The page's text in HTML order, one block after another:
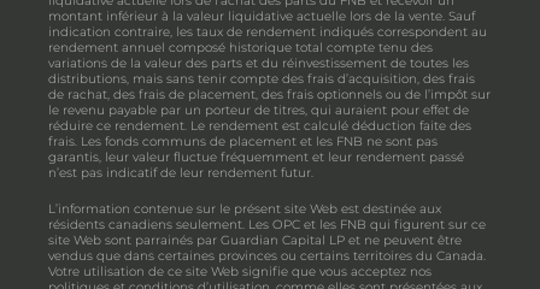
montant inférieur à la valeur liquidative actuelle lors de la vente. Sauf
indication contraire, les taux de rendement indiqués correspondent au
rendement annuel composé historique total compte tenu des
variations de la valeur des parts et du réinvestissement de toutes les
distributions, mais sans tenir compte des frais d’acquisition, des frais
de rachat, des frais de placement, des frais optionnels ou de l’impôt sur
le revenu payable par un porteur de titres, qui auraient pour effet de
réduire ce rendement. Le rendement est calculé déduction faite des
frais. Les fonds communs de placement et les FNB ne sont pas
garantis, leur valeur fluctue fréquemment et leur rendement passé
n’est pas indicatif de leur rendement futur.
L’information contenue sur le présent site Web est destinée aux
résidents canadiens seulement. Les OPC et les FNB qui figurent sur ce
site Web sont parrainés par Guardian Capital LP et ne peuvent être
vendus que dans certaines provinces ou certains territoires du Canada.
Votre utilisation de ce site Web signifie que vous acceptez nos